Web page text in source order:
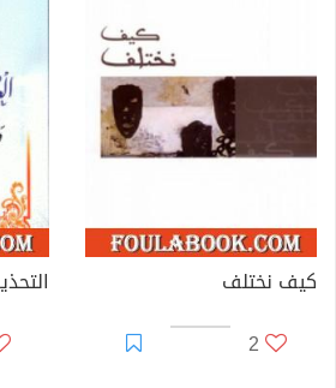
كيف نختلف
2